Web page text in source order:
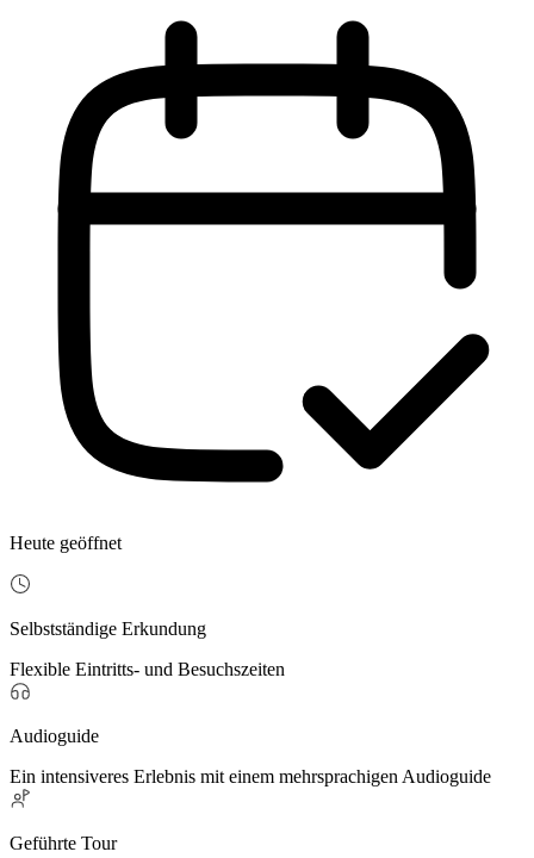
Heute geöffnet
Selbstständige Erkundung
Flexible Eintritts- und Besuchszeiten
Audioguide
Ein intensiveres Erlebnis mit einem mehrsprachigen Audioguide
Geführte Tour